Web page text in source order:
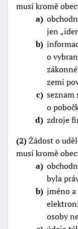
musí kromě
a
jen
b
o
zemi
c seznam
o
d zdroje
(2)Žádost o
musí kromě
a
byla
b jméno
osoby